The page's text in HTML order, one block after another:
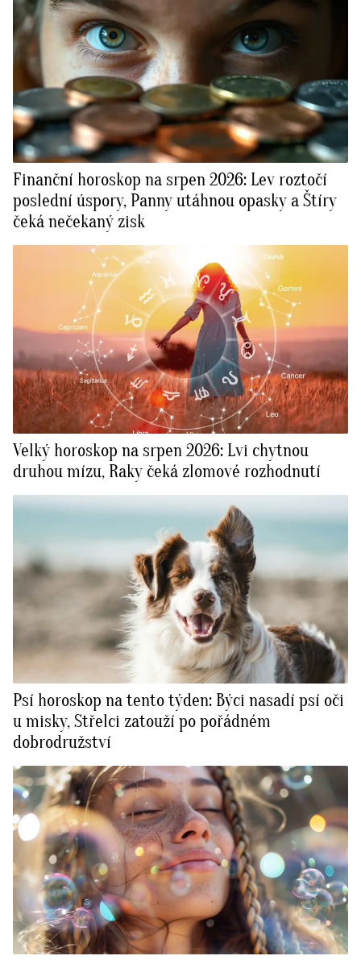
Finanční horoskop na srpen 2026: Lev roztočí
poslední úspory, Panny utáhnou opasky a Štíry
čeká nečekaný zisk
Velký horoskop na srpen 2026: Lvi chytnou
druhou mízu, Raky čeká zlomové rozhodnutí
Psí horoskop na tento týden: Býci nasadí psí oči
u misky, Střelci zatouží po pořádném
dobrodružství